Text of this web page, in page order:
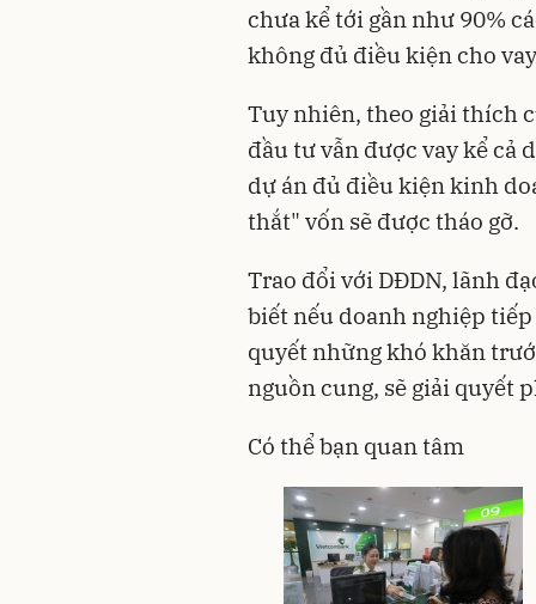
chưa kể tới gần như 90%
không đủ điều kiện cho
Tuy nhiên, theo giải thích
đầu tư vẫn được vay kể cả
dự án đủ điều kiện kinh
thắt" vốn sẽ được tháo gỡ.
Trao đổi với DĐDN, lãnh
biết nếu doanh nghiệp
quyết những khó khăn
nguồn cung, sẽ giải quyết
Có thể bạn quan tâm